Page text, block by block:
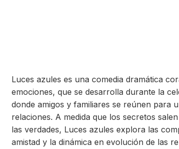
Luces azules es una comedia dramática
emociones, que se desarrolla durante la
donde amigos y familiares se reúnen para
relaciones. A medida que los secretos
las verdades, Luces azules explora las
amistad y la dinámica en evolución de las